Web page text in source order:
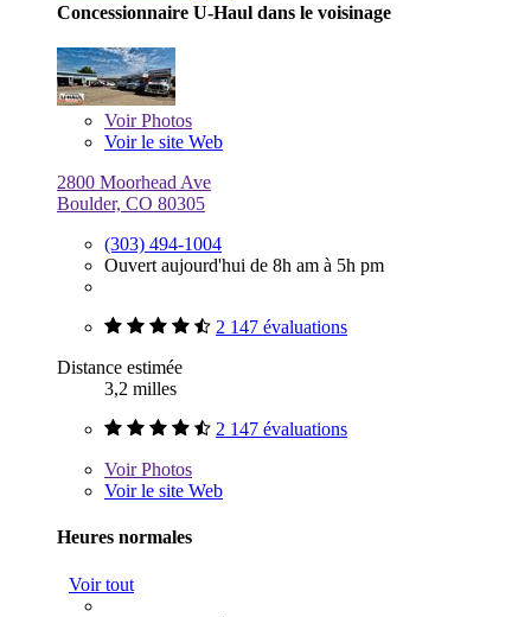
Concessionnaire U-Haul dans le voisinage
VoirPhotos
Voir le site Web
2800 Moorhead Ave
Boulder, CO 80305
(303) 494-1004
Ouvert aujourd'hui de 8h am à 5h pm
2 147 évaluations
Distance estimée
3,2 milles
2 147 évaluations
VoirPhotos
Voir le site Web
Heures normales
Voir tout